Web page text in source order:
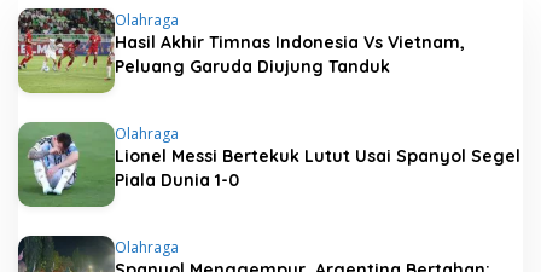
Olahraga
Hasil Akhir Timnas Indonesia Vs Vietnam,
Peluang Garuda Diujung Tanduk
Olahraga
Lionel Messi Bertekuk Lutut Usai Spanyol Segel
Piala Dunia 1-0
Olahraga